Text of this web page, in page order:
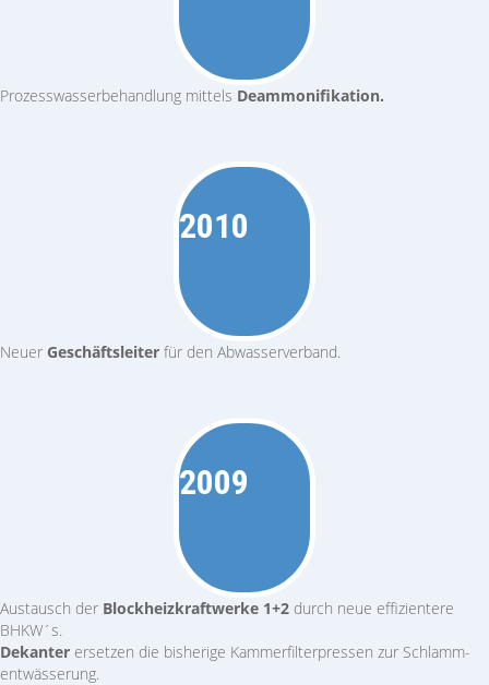
Prozesswasser­behandlung mittels Deammonifikation.
2010
Neuer Geschäftsleiter für den Abwasserverband.
2009
Austausch der Blockheizkraftwerke 1+2 durch neue effizientere
BHKW´s.
Dekanter ersetzen die bisherige Kammerfilter­pressen zur Schlamm­
entwässerung.